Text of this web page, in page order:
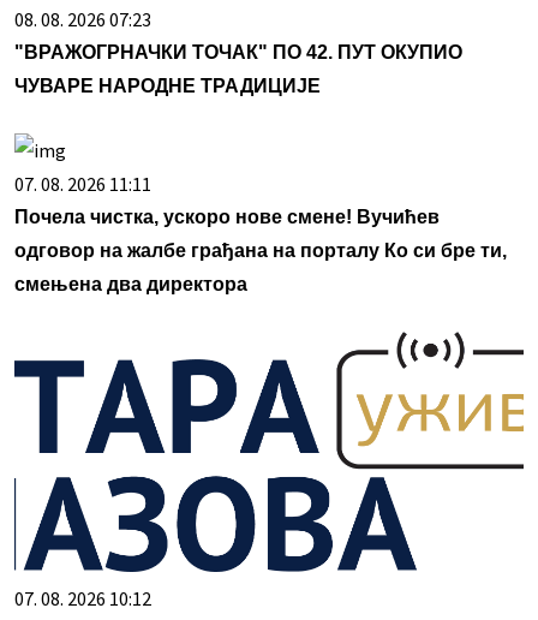
08. 08. 2026 07:23
"ВРАЖОГРНАЧКИ ТОЧАК" ПО 42. ПУТ ОКУПИО
ЧУВАРЕ НАРОДНЕ ТРАДИЦИЈЕ
07. 08. 2026 11:11
Почела чистка, ускоро нове смене! Вучићев
одговор на жалбе грађана на порталу Ко си бре ти,
смењена два директора
07. 08. 2026 10:12